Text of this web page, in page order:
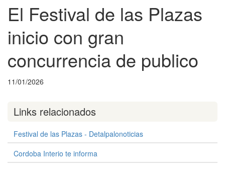
El Festival de las Plazas
inicio con gran
concurrencia de publico
11/01/2026
Links relacionados
Festival de las Plazas - Detalpalonoticias
Cordoba Interio te informa